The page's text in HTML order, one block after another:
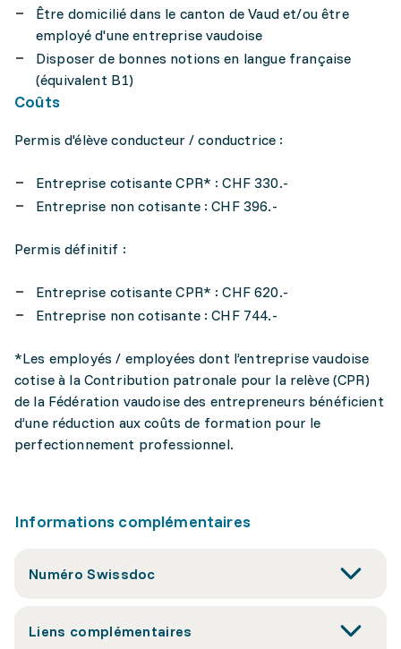
Être domicilié dans le canton de Vaud et/ou être
employé d'une entreprise vaudoise
Disposer de bonnes notions en langue française
(équivalent B1)
Coûts
Permis d'élève conducteur / conductrice :
Entreprise cotisante CPR* : CHF 330.-
Entreprise non cotisante : CHF 396.-
Permis définitif :
Entreprise cotisante CPR* : CHF 620.-
Entreprise non cotisante : CHF 744.-
*Les employés / employées dont l’entreprise vaudoise
cotise à la Contribution patronale pour la relève (CPR)
de la Fédération vaudoise des entrepreneurs bénéficient
d’une réduction aux coûts de formation pour le
perfectionnement professionnel.
Informations complémentaires
Numéro Swissdoc
Liens complémentaires